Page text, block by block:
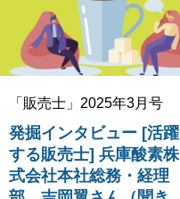
「販売士」2025年3月号
発掘インタビュー [活躍
する販売士] 兵庫酸素株
式会社本社総務・経理